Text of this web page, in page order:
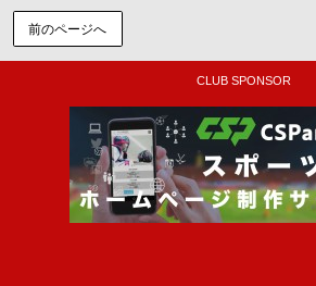
前のページへ
CLUB SPONSOR